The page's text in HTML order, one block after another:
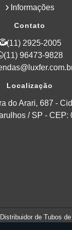
Informações
Contato
(11) 2925-2005
(11) 96473-9828
Localização
do Arari, 687 -
/ SP - CEP:
de Tubos